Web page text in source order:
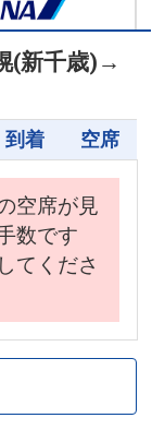
(新千歳) →
到着 空席
空席が見
数です
てくださ